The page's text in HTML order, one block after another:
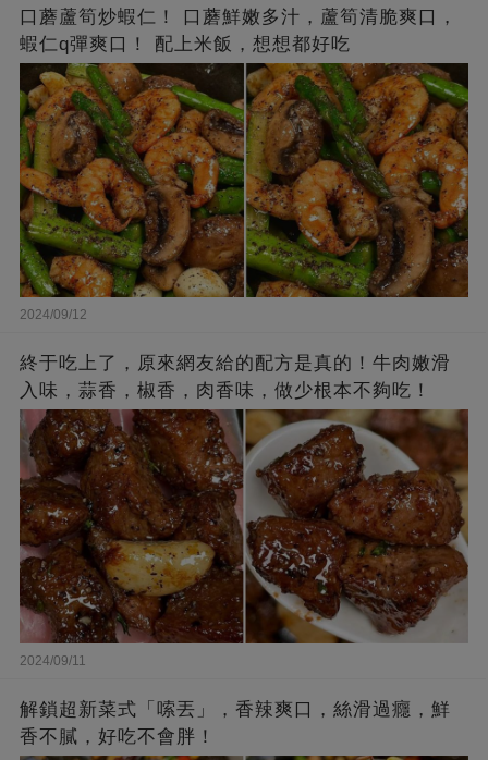
口蘑蘆筍炒蝦仁！ 口蘑鮮嫩多汁，蘆筍清脆爽口，
蝦仁q彈爽口！ 配上米飯，想想都好吃
2024/09/12
終于吃上了，原來網友給的配方是真的！牛肉嫩滑
入味，蒜香，椒香，肉香味，做少根本不夠吃！
2024/09/11
解鎖超新菜式「嗦丟」，香辣爽口，絲滑過癮，鮮
香不膩，好吃不會胖！